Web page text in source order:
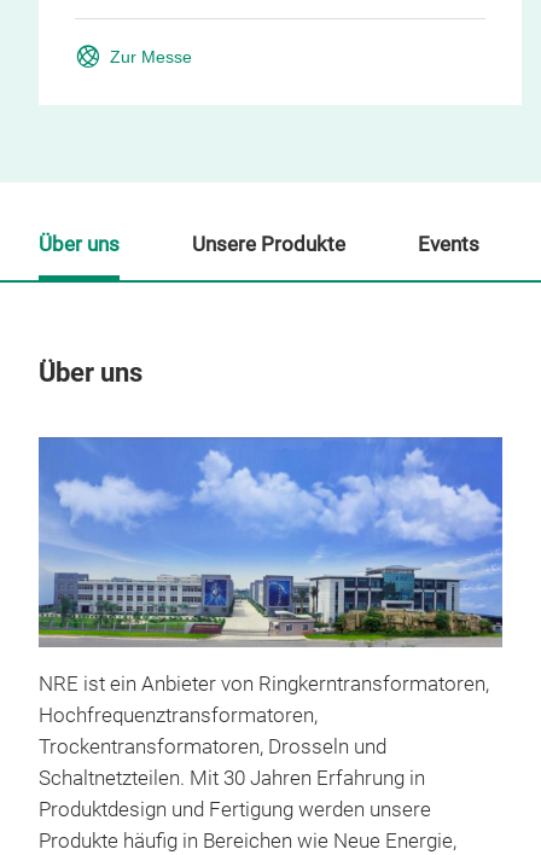
Zur Messe
Über uns
NRE ist ein Anbieter von Ringkerntransformatoren,
Hochfrequenztransformatoren,
Trockentransformatoren, Drosseln und
Schaltnetzteilen. Mit 30 Jahren Erfahrung in
Produktdesign und Fertigung werden unsere
Produkte häufig in Bereichen wie Neue Energie,
Über uns Unsere Produkte Events